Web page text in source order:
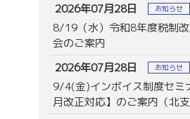
2026年07月28日
お知らせ
8/19（水）令和8年度税制
会のご案内
2026年07月28日
お知らせ
9/4(金)インボイス制度セミ
月改正対応】のご案内（北支